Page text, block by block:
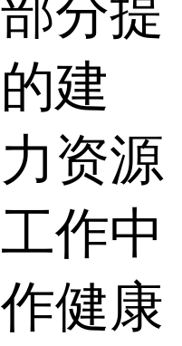
分提
建
资源
作中
健康